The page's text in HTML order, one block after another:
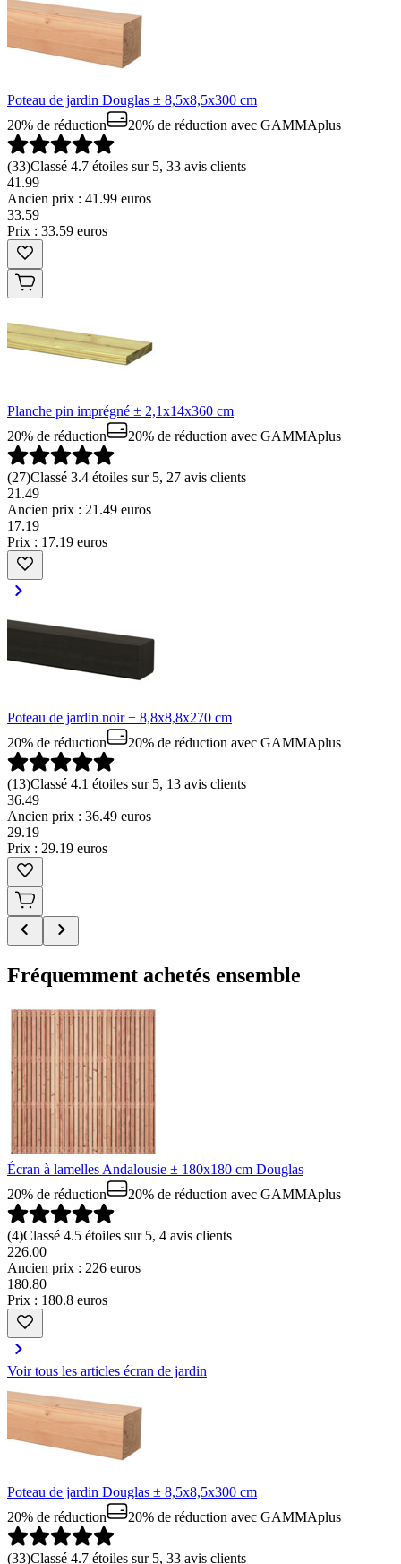
Poteau de jardin Douglas ± 8,5x8,5x300 cm
20% de réduction
20% de réduction avec GAMMAplus
(33)Classé 4.7 étoiles sur 5, 33 avis clients
41.99
Ancien prix : 41.99 euros
33.59
Prix : 33.59 euros
Planche pin imprégné ± 2,1x14x360 cm
20% de réduction
20% de réduction avec GAMMAplus
(27)Classé 3.4 étoiles sur 5, 27 avis clients
21.49
Ancien prix : 21.49 euros
17.19
Prix : 17.19 euros
Poteau de jardin noir ± 8,8x8,8x270 cm
20% de réduction
20% de réduction avec GAMMAplus
(13)Classé 4.1 étoiles sur 5, 13 avis clients
36.49
Ancien prix : 36.49 euros
29.19
Prix : 29.19 euros
Fréquemment achetés ensemble
Écran à lamelles Andalousie ± 180x180 cm Douglas
20% de réduction
20% de réduction avec GAMMAplus
(4)Classé 4.5 étoiles sur 5, 4 avis clients
226.00
Ancien prix : 226 euros
180.80
Prix : 180.8 euros
Voir tous les articles écran de jardin
Poteau de jardin Douglas ± 8,5x8,5x300 cm
20% de réduction
20% de réduction avec GAMMAplus
(33)Classé 4.7 étoiles sur 5, 33 avis clients